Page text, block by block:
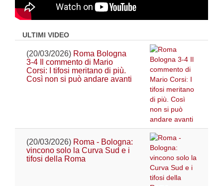
ULTIMI VIDEO
(20/03/2026) Roma Bologna
3-4 Il commento di Mario
Corsi: I tifosi meritano di più.
Così non si può andare avanti
(20/03/2026) Roma - Bologna:
vincono solo la Curva Sud e i
tifosi della Roma